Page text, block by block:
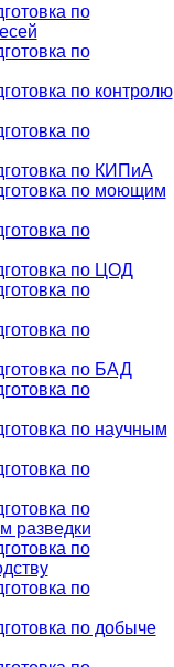
по
по
по контролю
по
по КИПиА
по моющим
по
по ЦОД
по
по
по БАД
по
по научным
по
по
разведки
по
по
по добыче